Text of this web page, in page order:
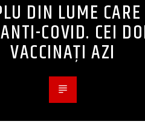
DIN LUME
COVID. CEI
VACCINAȚI AZI